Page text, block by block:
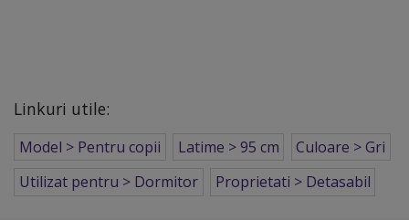
Linkuri utile:
Model > Pentru copii Latime > 95 cm
Culoare > Gri
Utilizat pentru > Dormitor
Proprietati > Detasabil